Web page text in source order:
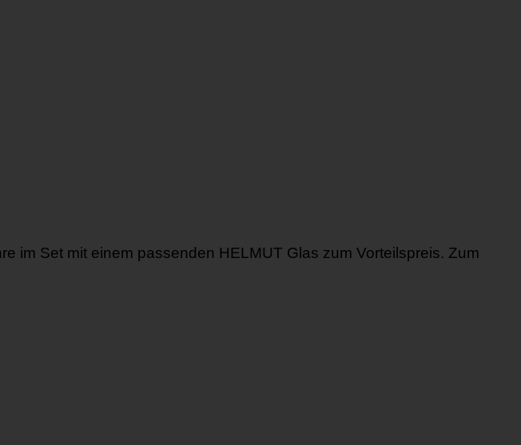
im Set mit einem passenden HELMUT Glas zum Vorteilspreis. Zum